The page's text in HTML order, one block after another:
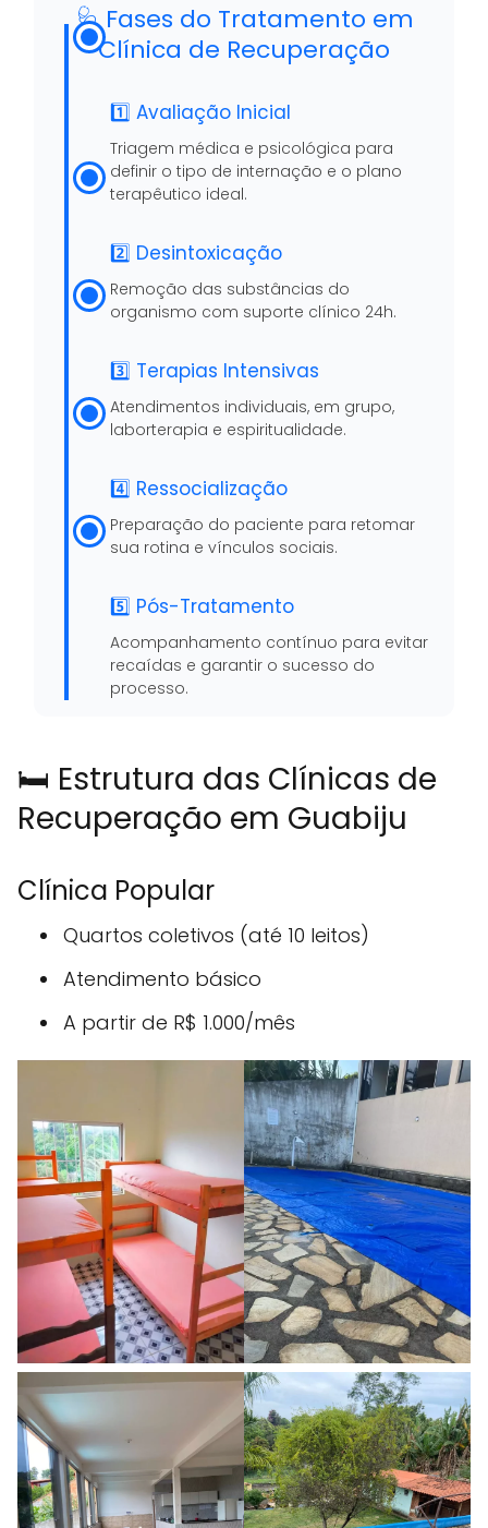
🩺 Fases do Tratamento em
Clínica de Recuperação
1️⃣ Avaliação Inicial
Triagem médica e psicológica para
definir o tipo de internação e o plano
terapêutico ideal.
2️⃣ Desintoxicação
Remoção das substâncias do
organismo com suporte clínico 24h.
3️⃣ Terapias Intensivas
Atendimentos individuais, em grupo,
laborterapia e espiritualidade.
4️⃣ Ressocialização
Preparação do paciente para retomar
sua rotina e vínculos sociais.
5️⃣ Pós-Tratamento
Acompanhamento contínuo para evitar
recaídas e garantir o sucesso do
processo.
🛏️ Estrutura das Clínicas de
Recuperação em Guabiju
Clínica Popular
Quartos coletivos (até 10 leitos)
Atendimento básico
A partir de R$ 1.000/mês